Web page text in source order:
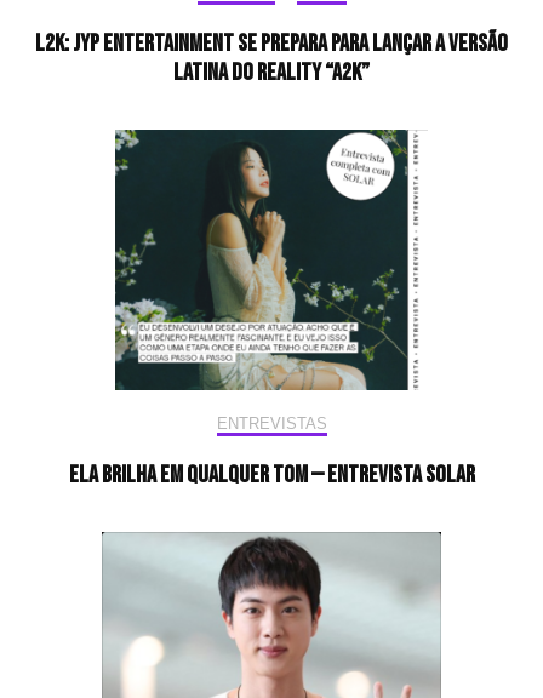
L2K: JYP Entertainment se prepara para lançar a versão
latina do reality “A2K”
ENTREVISTAS
Ela brilha em qualquer tom — Entrevista Solar